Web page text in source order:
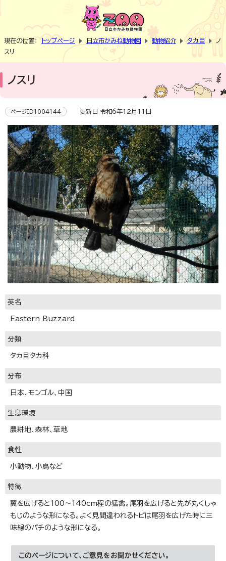
現在の位置： トップページ 日立市かみね動物園 動物紹介 タカ目
ノ
スリ
ノスリ
ページID1004144 更新日 令和6年12月11日
英名
Eastern Buzzard
分類
タカ目タカ科
分布
日本、モンゴル、中国
生息環境
農耕地、森林、草地
食性
小動物、小鳥など
特徴
翼を広げると100～140cm程の猛禽。尾羽を広げると先が丸くしゃ
もじのような形になる。よく見間違われるトビは尾羽を広げた時に三
味線のバチのような形になる。
このページについて、ご意見をお聞かせください。